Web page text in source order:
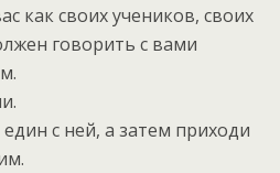
как своих учеников, своих
говорить с вами
с ней, а затем приходи